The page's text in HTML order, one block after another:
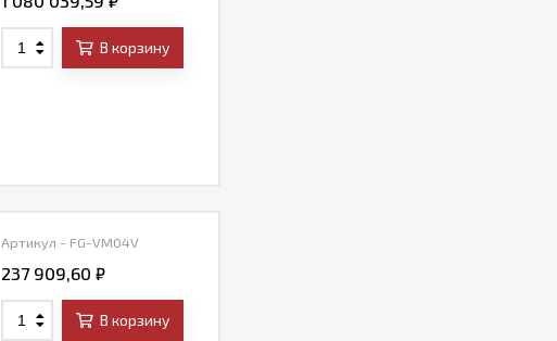
В корзину
Артикул - FG-VM04V
237 909,60 ₽
В корзину